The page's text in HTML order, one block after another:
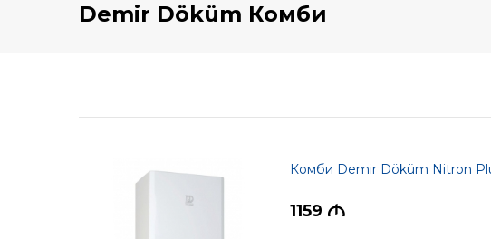
Demir Döküm Комби
Комби Demir Döküm Nitron
1159 M